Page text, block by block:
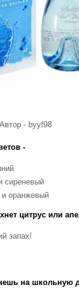
Автор - byyf98
-
сиреневый
оранжевый
цитрус или
запах!
на школьную